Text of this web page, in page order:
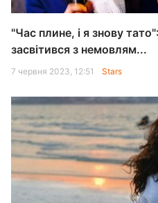
"Час плине, і я знову
засвітився з немовлям...
7 червня 2023, 12:51 Stars